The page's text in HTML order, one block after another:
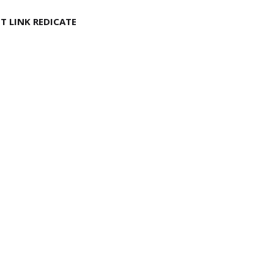
LINK REDICATE